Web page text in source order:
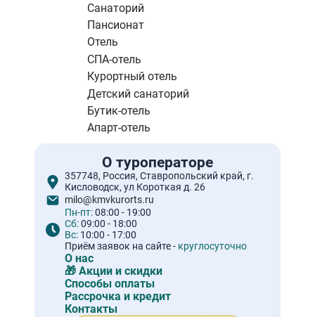
Санаторий
Пансионат
Отель
СПА-отель
Курортный отель
Детский санаторий
Бутик-отель
Апарт-отель
О туроператоре
357748, Россия, Ставропольский край, г.
Кисловодск, ул Короткая д. 26
milo@kmvkurorts.ru
Пн-пт:08:00 - 19:00
Сб:09:00 - 18:00
Вс: 10:00 - 17:00
Приём заявок на сайте - круглосуточно
О нас
🎁 Акции и скидки
Способы оплаты
Рассрочка и кредит
Контакты